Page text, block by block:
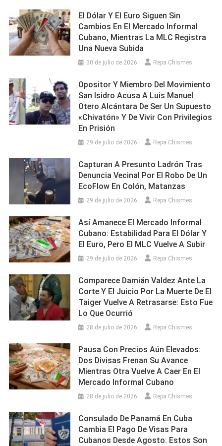
El Dólar Y El Euro Siguen Sin
Cambios En El Mercado Informal
Cubano, Mientras La MLC Registra
Una Nueva Subida
30 de julio de 2026 Repa Chismes
Opositor Y Miembro Del Movimiento
San Isidro Acusa A Luis Manuel
Otero Alcántara De Ser Un Supuesto
«chivatón» Y De Vivir Con Privilegios
En Prisión
29 de julio de 2026 Repa Chismes
Capturan A Presunto Ladrón Tras
Denuncia Vecinal Por El Robo De Un
EcoFlow En Colón, Matanzas
29 de julio de 2026 Repa Chismes
Así Amanece El Mercado Informal
Cubano: Estabilidad Para El Dólar Y
El Euro, Pero El MLC Vuelve A Subir
29 de julio de 2026 Repa Chismes
Comparece Damián Valdez Ante La
Corte Y El Juicio Por La Muerte De El
Taiger Vuelve A Retrasarse: Esto Fue
Lo Que Ocurrió
28 de julio de 2026 Repa Chismes
Pausa Con Precios Aún Elevados:
Dos Divisas Frenan Su Avance
Mientras Otra Vuelve A Caer En El
Mercado Informal Cubano
28 de julio de 2026 Repa Chismes
Consulado De Panamá En Cuba
Cambia El Pago De Visas Para
Cubanos Desde Agosto: Estos Son